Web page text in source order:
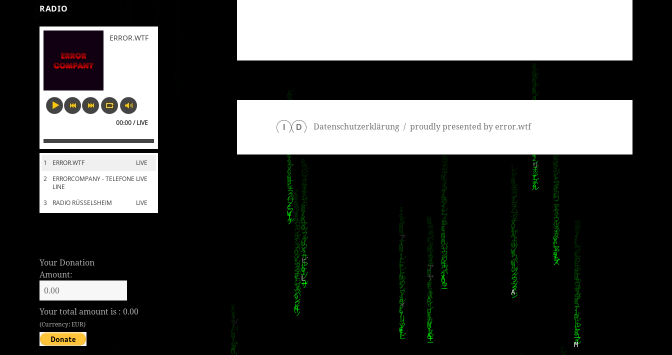
RADIO
ERROR.WTF
00:00 / LIVE
1 LIVE
ERROR.WTF
2
LIVE
ERRORCOMPANY - TELEFONE
LINE
3
LIVE
RADIO RÜSSELSHEIM
Your Donation
Amount:
Your total amount is :0.00
(Currency: EUR)
D Datenschutzerklärung proudly presented by error.wtf